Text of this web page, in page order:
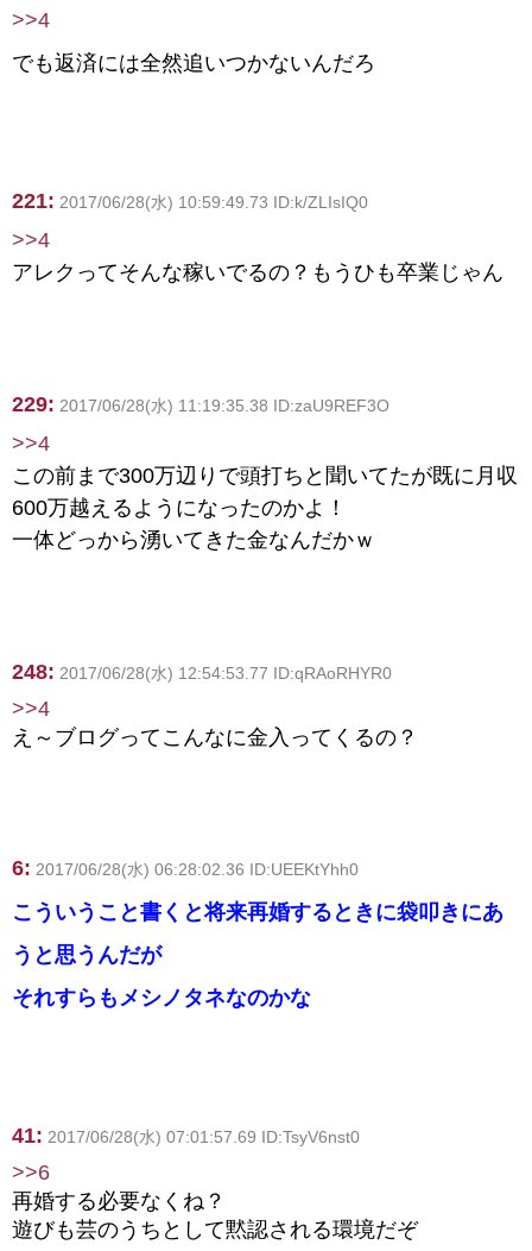
>>4
でも返済には全然追いつかないんだろ
221: 2017/06/28(水) 10:59:49.73 ID:k/ZLIsIQ0
>>4
アレクってそんな稼いでるの？もうひも卒業じゃん
229: 2017/06/28(水) 11:19:35.38 ID:zaU9REF3O
>>4
この前まで300万辺りで頭打ちと聞いてたが既に月収
600万越えるようになったのかよ！
一体どっから湧いてきた金なんだかｗ
248: 2017/06/28(水) 12:54:53.77 ID:qRAoRHYR0
>>4
え～ブログってこんなに金入ってくるの？
6: 2017/06/28(水) 06:28:02.36 ID:UEEKtYhh0
こういうこと書くと将来再婚するときに袋叩きにあ
うと思うんだが
それすらもメシノタネなのかな
41: 2017/06/28(水) 07:01:57.69 ID:TsyV6nst0
>>6
再婚する必要なくね？
遊びも芸のうちとして黙認される環境だぞ